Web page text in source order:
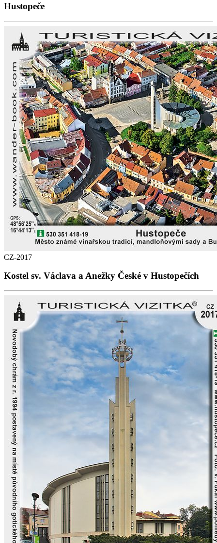
Hustopeče
CZ-2017
Kostel sv. Václava a Anežky České v Hustopečích